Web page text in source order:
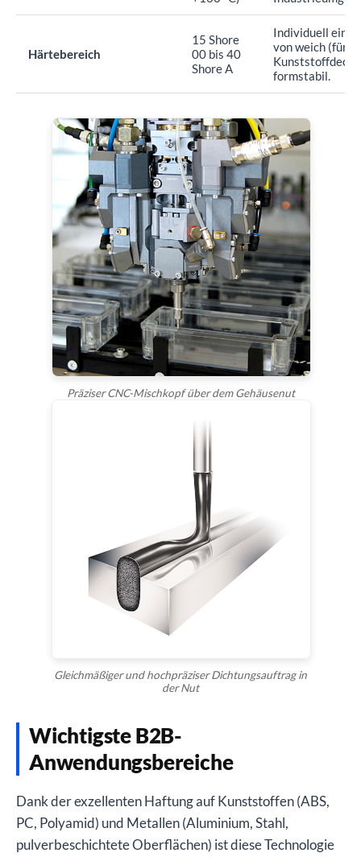
Härtebereich
15 Shore
00 bis 40
Shore A
Individuell
von weich (für
formstabil.
Präziser CNC-Mischkopf über dem Gehäusenut
Gleichmäßiger und hochpräziser Dichtungsauftrag in
der Nut
Wichtigste B2B-
Anwendungsbereiche
Dank der exzellenten Haftung auf Kunststoffen (ABS,
PC, Polyamid) und Metallen (Aluminium, Stahl,
pulverbeschichtete Oberflächen) ist diese Technologie
B2B-Angebot anfordern
Füllen Sie das Formular aus und laden Sie Ihre
Zeichnungen für ein schnelles Angebot hoch.
E-Mail-Adresse *
Anfragedetails / Technische Hinweise
Technische Zeichnungen (PDF, DWG, STEP usw.) *
Zeichnungen hierher ziehen oderDateien auswählen
Erlaubt: .pdf, .dwg, .dxf, .step, .stp, .igs, .iges, .zip (max. 50 MB)